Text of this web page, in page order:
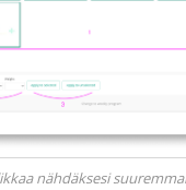
nähdäksesi